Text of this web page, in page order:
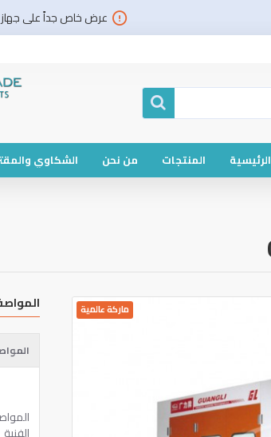
عرض خاص جداً على
الرئيسية المنتجات من نحن الشكاوي
ماركة عالمية